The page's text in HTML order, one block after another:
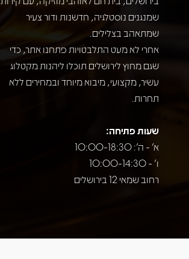
שמנגנים נוסטלגיה, חדשנות ודור צעיר
שמתאהב בצלילים.
אחרי לא מעט התלבטויות פתחנו אתר, כדי
שגם מחוץ לירושלים תוכלו ליהנות מקטלוג
עשיר, מקצועי, מיבוא מיוחד ובמחירים ללא
תחרות.
שעות פתיחה:
א' - ה': 10:00-18:30
ו' - 10:00-14:30
רחוב שמאי 12 בירושלים